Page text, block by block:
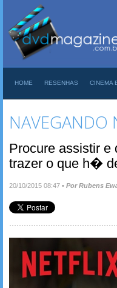
HOME RESENHAS CINEMA
NAVEGANDO
Procure assistir
trazer o que h�
20/10/2015 08:47 • Por Rubens